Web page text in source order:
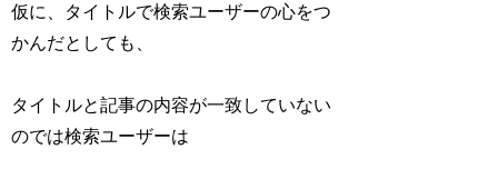
仮に、タイトルで検索ユーザーの心をつ
かんだとしても、
タイトルと記事の内容が一致していない
のでは検索ユーザーは